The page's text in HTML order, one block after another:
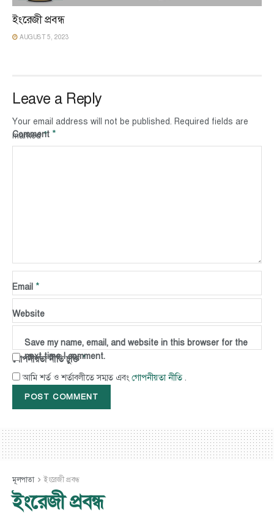
ইংরেজী প্রবন্ধ
AUGUST 5, 2023
Leave a Reply
Your email address will not be published. Required fields are
marked*
Comment *
Email *
Website
Save my name, email, and website in this browser for the
next time I comment.
গোপনীয়তা নীতি চুক্তি*
আমি শর্ত ও শর্তাবলীতে সম্মত এবং গোপনীয়তা নীতি .
মূলপাতা ইংরেজী প্রবন্ধ
ইংরেজী প্রবন্ধ